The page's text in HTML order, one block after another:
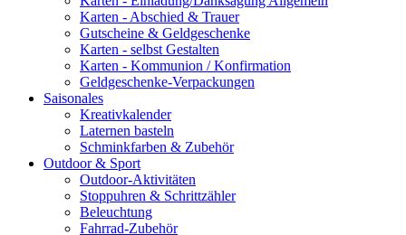
Karten - Abschied & Trauer
Gutscheine & Geldgeschenke
Karten - selbst Gestalten
Karten - Kommunion / Konfirmation
Geldgeschenke-Verpackungen
Saisonales
Kreativkalender
Laternen basteln
Schminkfarben & Zubehör
Outdoor & Sport
Outdoor-Aktivitäten
Stoppuhren & Schrittzähler
Beleuchtung
Fahrrad-Zubehör